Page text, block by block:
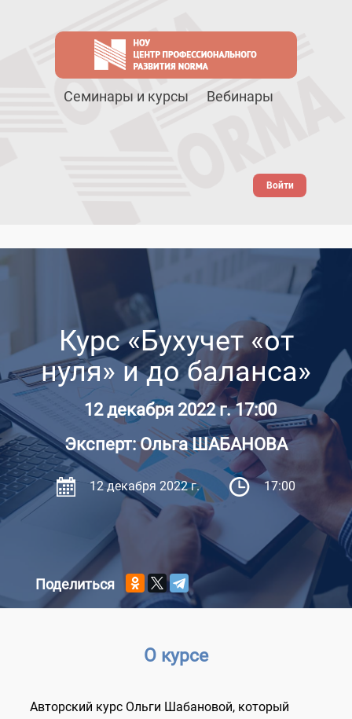
Семинары и курсы Вебинары
Войти
Курс «Бухучет «от
нуля» и до баланса»
12 декабря 2022 г. 17:00
Эксперт: Ольга ШАБАНОВА
12 декабря 2022 г. 17:00
Поделиться
О курсе
Авторский курс Ольги Шабановой, который